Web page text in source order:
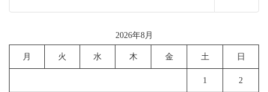
2026年8月
月 火 水 木 金 土 日
1 2